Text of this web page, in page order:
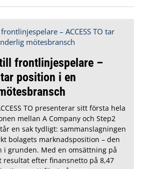
frontlinjespelare –
tar position i en
TO presenterar sitt första hela
mellan A Company och Step2
en sak tydligt: sammanslagningen
bolagets marknadsposition – den
i grunden. Med en omsättning på
resultat efter finansnetto på 8,47